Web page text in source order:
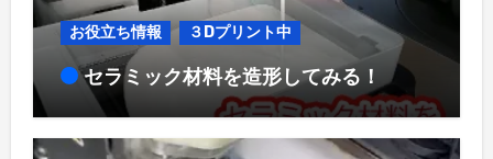
お役立ち情報 ３Dプリント中
セラミック材料を造形してみる！